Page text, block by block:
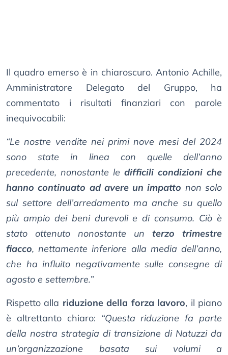
Il quadro emerso è in chiaroscuro. Antonio Achille,
Amministratore Delegato del Gruppo, ha
commentato i risultati finanziari con parole
inequivocabili:
“Le nostre vendite nei primi nove mesi del 2024
sono state in linea con quelle dell’anno
precedente, nonostante le difficili condizioni che
hanno continuato ad avere un impatto non solo
sul settore dell’arredamento ma anche su quello
più ampio dei beni durevoli e di consumo. Ciò è
stato ottenuto nonostante un terzo trimestre
fiacco, nettamente inferiore alla media dell’anno,
che ha influito negativamente sulle consegne di
agosto e settembre.”
Rispetto alla riduzione della forza lavoro, il piano
è altrettanto chiaro:
“Questa riduzione fa parte
della nostra strategia di transizione di Natuzzi da
un’organizzazione basata sui volumi a